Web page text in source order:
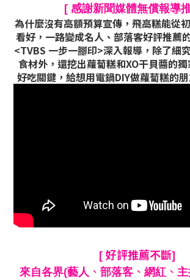
[ 感謝新聞媒體無償報導
為什麼沒有高額預算宣傳 ， 飛高糕能從
看好， 一路變成名人 、 部落客好評推薦
<TVBS 一步一腳印>深入報導 ，除了細
食材外，還挖出蘿蔔糕和XO干貝醬的
好吃關鍵，給想用電鍋DIY做蘿蔔糕的
[ 好評推薦不斷]
來自各界(藝人 、 部落客 、 網紅 、